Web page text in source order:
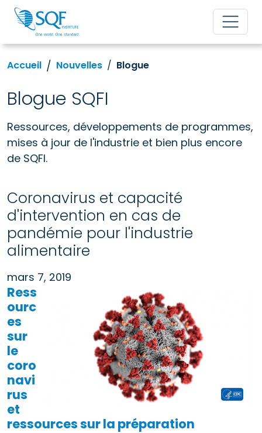
Accueil Nouvelles Blogue
Blogue SQFI
Ressources, développements de programmes,
mises à jour de l'industrie et bien plus encore
de SQFI.
Coronavirus et capacité
d'intervention en cas de
pandémie pour l'industrie
alimentaire
mars 7, 2019
Ress
ourc
es
sur
le
coro
navi
rus
et
ressources sur la préparation